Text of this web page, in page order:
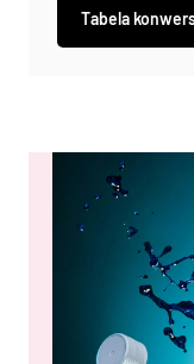
Tabela